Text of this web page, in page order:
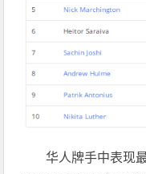
华人牌手中表现